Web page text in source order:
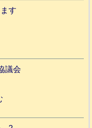
ト
人
ホ
日
和
本
支
す
議会
和